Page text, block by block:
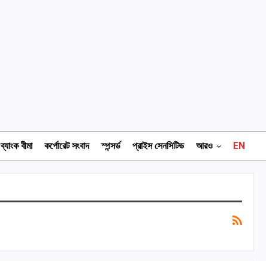
ব্যাংক বীমা কর্পোরেট সংবাদ স্পন্সর্ড প্রাইস সেনসিটিভ আরও EN